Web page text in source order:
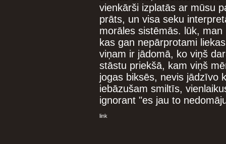
vienkārši izplatās ar mūsu
prāts, un visa seku
morāles sistēmās. lūk,
kas gan nepārprotami
viņam ir jādomā, ko viņš
stāstu priekšā, kam viņš
jogas biksēs, nevis jādzīvo
iebāzušam smiltīs,
ignorant "es jau to
link